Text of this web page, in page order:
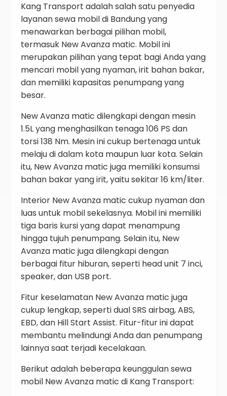
Kang Transport adalah salah satu penyedia
layanan sewa mobil di Bandung yang
menawarkan berbagai pilihan mobil,
termasuk New Avanza matic. Mobil ini
merupakan pilihan yang tepat bagi Anda yang
mencari mobil yang nyaman, irit bahan bakar,
dan memiliki kapasitas penumpang yang
besar.
New Avanza matic dilengkapi dengan mesin
1.5L yang menghasilkan tenaga 106 PS dan
torsi 138 Nm. Mesin ini cukup bertenaga untuk
melaju di dalam kota maupun luar kota. Selain
itu, New Avanza matic juga memiliki konsumsi
bahan bakar yang irit, yaitu sekitar 16 km/liter.
Interior New Avanza matic cukup nyaman dan
luas untuk mobil sekelasnya. Mobil ini memiliki
tiga baris kursi yang dapat menampung
hingga tujuh penumpang. Selain itu, New
Avanza matic juga dilengkapi dengan
berbagai fitur hiburan, seperti head unit 7 inci,
speaker, dan USB port.
Fitur keselamatan New Avanza matic juga
cukup lengkap, seperti dual SRS airbag, ABS,
EBD, dan Hill Start Assist. Fitur-fitur ini dapat
membantu melindungi Anda dan penumpang
lainnya saat terjadi kecelakaan.
Berikut adalah beberapa keunggulan sewa
mobil New Avanza matic di Kang Transport: